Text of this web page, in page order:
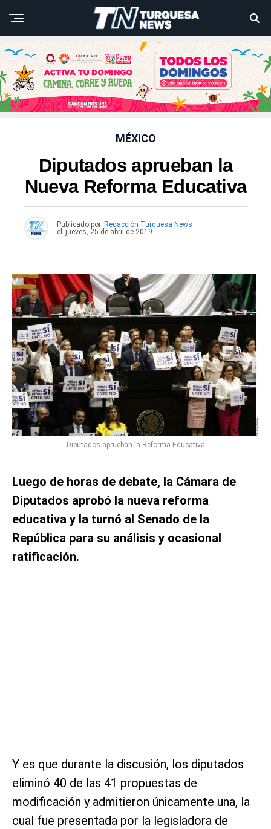
MÉXICO
Diputados aprueban la
Nueva Reforma Educativa
Publicado por Redacción Turquesa News
el
jueves, 25 de abril de 2019
Diputados aprueban la Reforma Educativa
Luego de horas de debate, la Cámara de
Diputados aprobó la nueva reforma
educativa y la turnó al Senado de la
República para su análisis y ocasional
ratificación.
Y es que durante la discusión, los diputados
eliminó 40 de las 41 propuestas de
modificación y admitieron únicamente una, la
cual fue presentada por la legisladora de